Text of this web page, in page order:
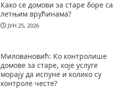
Како се домови за старе боре са
летњим врућинама?
ЈУН 25, 2026
Миловановић: Ко контролише
домове за старе, које услуге
морају да испуне и колико су
контроле честе?